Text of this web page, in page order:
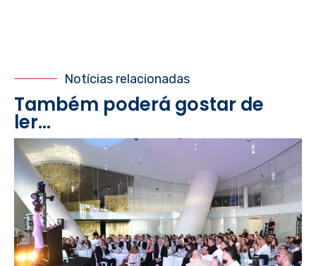
Notícias relacionadas
Também poderá gostar de
ler...